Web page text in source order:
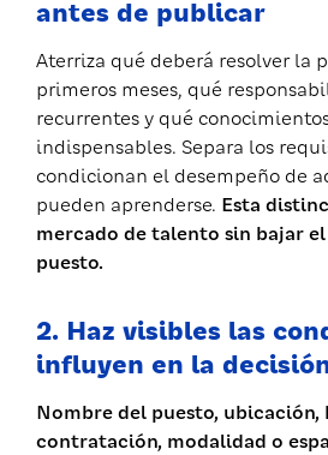
antes de publicar
Aterriza qué deberá resolver la
primeros meses, qué
recurrentes y qué
indispensables. Separa los
condicionan el desempeño de
pueden aprenderse. Esta
mercado de talento sin bajar
puesto.
2. Haz visibles las
influyen en la
Nombre del puesto,
contratación, modalidad o